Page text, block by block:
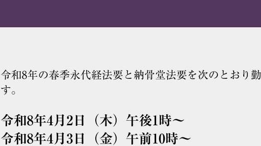
令和8年の春季永代経法要と納骨堂法要を次のとおり
す。
令和8年4月2日（木）午後1時〜
令和8年4月3日（金）午前10時〜